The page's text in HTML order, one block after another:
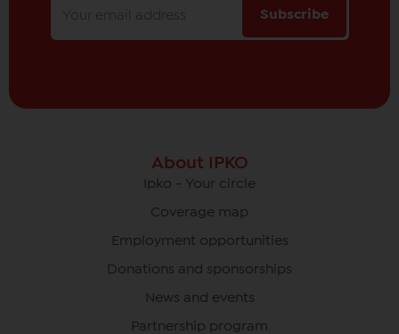
Subscribe
About IPKO
Ipko - Your circle
Coverage map
Employment opportunities
Donations and sponsorships
News and events
Partnership program